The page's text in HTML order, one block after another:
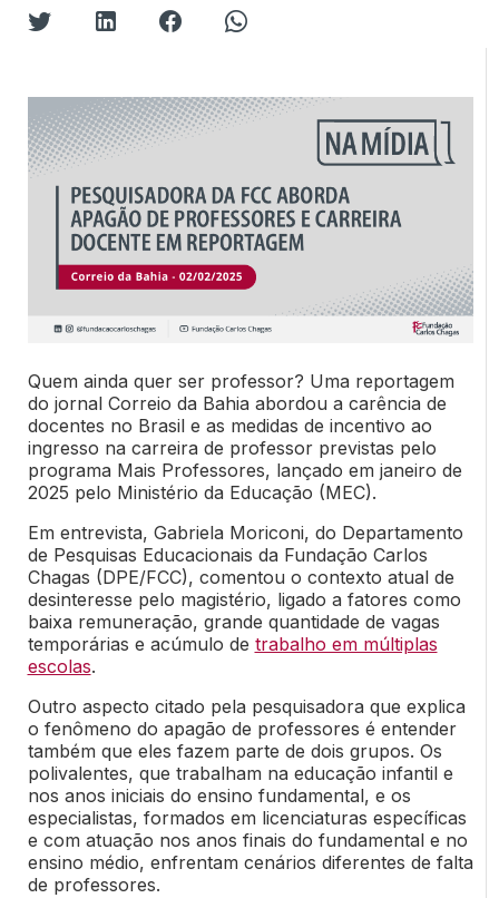
Quem ainda quer ser professor? Uma reportagem
do jornal Correio da Bahia abordou a carência de
docentes no Brasil e as medidas de incentivo ao
ingresso na carreira de professor previstas pelo
programa Mais Professores, lançado em janeiro de
2025 pelo Ministério da Educação (MEC).
Em entrevista, Gabriela Moriconi, do Departamento
de Pesquisas Educacionais da Fundação Carlos
Chagas (DPE/FCC), comentou o contexto atual de
desinteresse pelo magistério, ligado a fatores como
baixa remuneração, grande quantidade de vagas
temporárias e acúmulo de trabalho em múltiplas
escolas.
Outro aspecto citado pela pesquisadora que explica
o fenômeno do apagão de professores é entender
também que eles fazem parte de dois grupos. Os
polivalentes, que trabalham na educação infantil e
nos anos iniciais do ensino fundamental, e os
especialistas, formados em licenciaturas específicas
e com atuação nos anos finais do fundamental e no
ensino médio, enfrentam cenários diferentes de falta
de professores.